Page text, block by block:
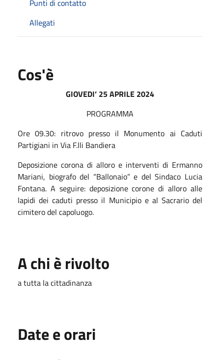
Punti di contatto
Allegati
Cos'è
GIOVEDI’ 25 APRILE 2024
PROGRAMMA
Ore 09.30: ritrovo presso il Monumento ai Caduti
Partigiani in Via F.lli Bandiera
Deposizione corona di alloro e interventi di Ermanno
Mariani, biografo del “Ballonaio” e del Sindaco Lucia
Fontana. A seguire: deposizione corone di alloro alle
lapidi dei caduti presso il Municipio e al Sacrario del
cimitero del capoluogo.
A chi è rivolto
a tutta la cittadinanza
Date e orari